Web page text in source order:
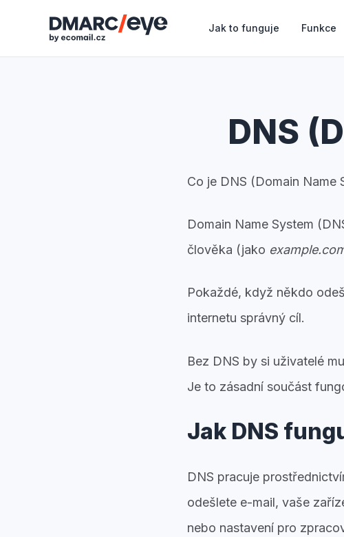
Jak to funguje Funkce
DNS
Co je DNS (Domain Name
Domain Name System
člověka (jako
Pokaždé, když někdo
internetu správný cíl.
Bez DNS by si uživatelé
Je to zásadní součást
Jak DNS
DNS pracuje
odešlete e-mail, vaše
nebo nastavení pro